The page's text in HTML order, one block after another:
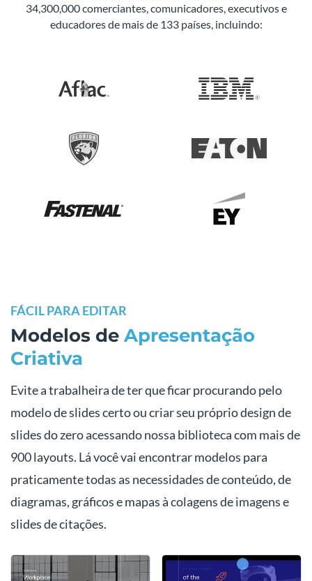
34,300,000 comerciantes, comunicadores, executivos e
educadores de mais de 133 países, incluindo:
FÁCIL PARA EDITAR
Modelos de Apresentação
Criativa
Evite a trabalheira de ter que ficar procurando pelo
modelo de slides certo ou criar seu próprio design de
slides do zero acessando nossa biblioteca com mais de
900 layouts. Lá você vai encontrar modelos para
praticamente todas as necessidades de conteúdo, de
diagramas, gráficos e mapas à colagens de imagens e
slides de citações.